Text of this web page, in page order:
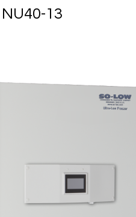
NU40-13